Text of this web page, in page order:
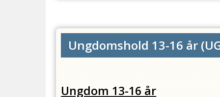
Ungdomshold 13-16 år (
Ungdom 13-16 år